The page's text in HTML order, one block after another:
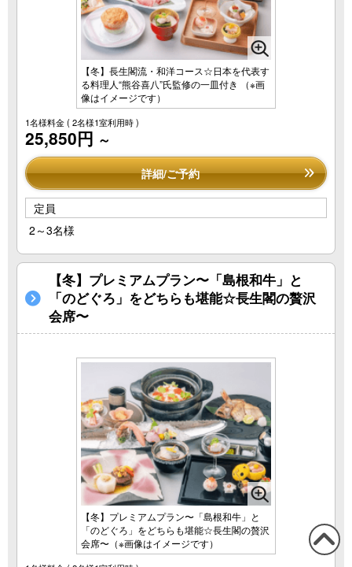
【冬】長生閣流・和洋コース☆日本を代表す
る料理人“熊谷喜八”氏監修の一皿付き （※画
像はイメージです）
1名様料金( 2名様1室利用時 )
25,850円 ～
詳細/ご予約
定員
2～3名様
【冬】プレミアムプラン〜「島根和牛」と
「のどぐろ」をどちらも堪能☆長生閣の贅沢
会席〜
【冬】プレミアムプラン〜「島根和牛」と
「のどぐろ」をどちらも堪能☆長生閣の贅沢
会席〜（※画像はイメージです）